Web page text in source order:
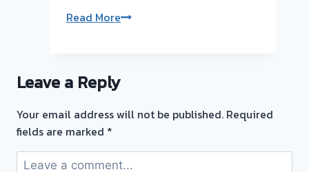
ตลาด
🇹🇭
ซื้อ
ทอง
Read Moreรับ
ทอง
รับ
ถึง
Leave a Reply
Your email address will not be published. Required
fields are marked *